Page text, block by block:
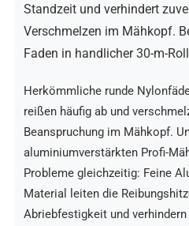
Standzeit und verhindert
Verschmelzen im Mähkopf.
Faden in handlicher 30-m-
Herkömmliche runde
reißen häufig ab und
Beanspruchung im Mähkopf.
aluminiumverstärkten Profi-
Probleme gleichzeitig: Feine
Material leiten die
Abriebfestigkeit und